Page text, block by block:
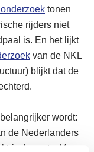
tonen
rijders niet
is. En het lijkt
van de NKL
blijkt dat de
wordt:
de Nederlanders
auto. Voor